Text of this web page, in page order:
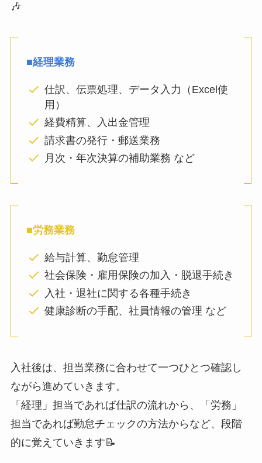
🎶
■経理業務
仕訳、伝票処理、データ入力（Excel使
用）
経費精算、入出金管理
請求書の発行・郵送業務
月次・年次決算の補助業務 など
■労務業務
給与計算、勤怠管理
社会保険・雇用保険の加入・脱退手続き
入社・退社に関する各種手続き
健康診断の手配、社員情報の管理 など
入社後は、担当業務に合わせて一つひとつ確認し
ながら進めていきます。
「経理」担当であれば仕訳の流れから、「労務」
担当であれば勤怠チェックの方法からなど、段階
的に覚えていきます📝